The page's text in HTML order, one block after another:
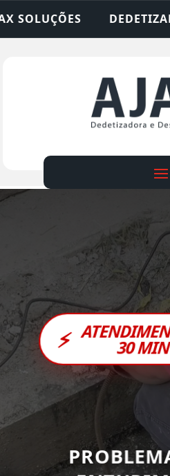
• DESENTUPIDORA
⚡ 30